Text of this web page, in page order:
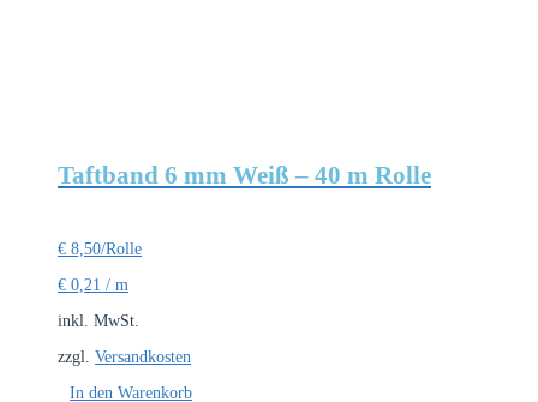
Taftband 6 mm Weiß – 40 m Rolle
€ 8,50/Rolle
€ 0,21 / m
inkl. MwSt.
zzgl. Versandkosten
In den Warenkorb